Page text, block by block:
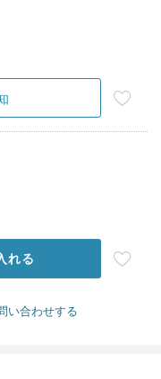
れる
い合わせする